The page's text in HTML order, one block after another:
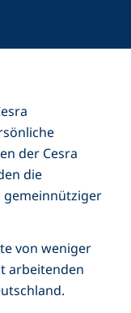
der Cesra
die
von weniger
arbeitenden